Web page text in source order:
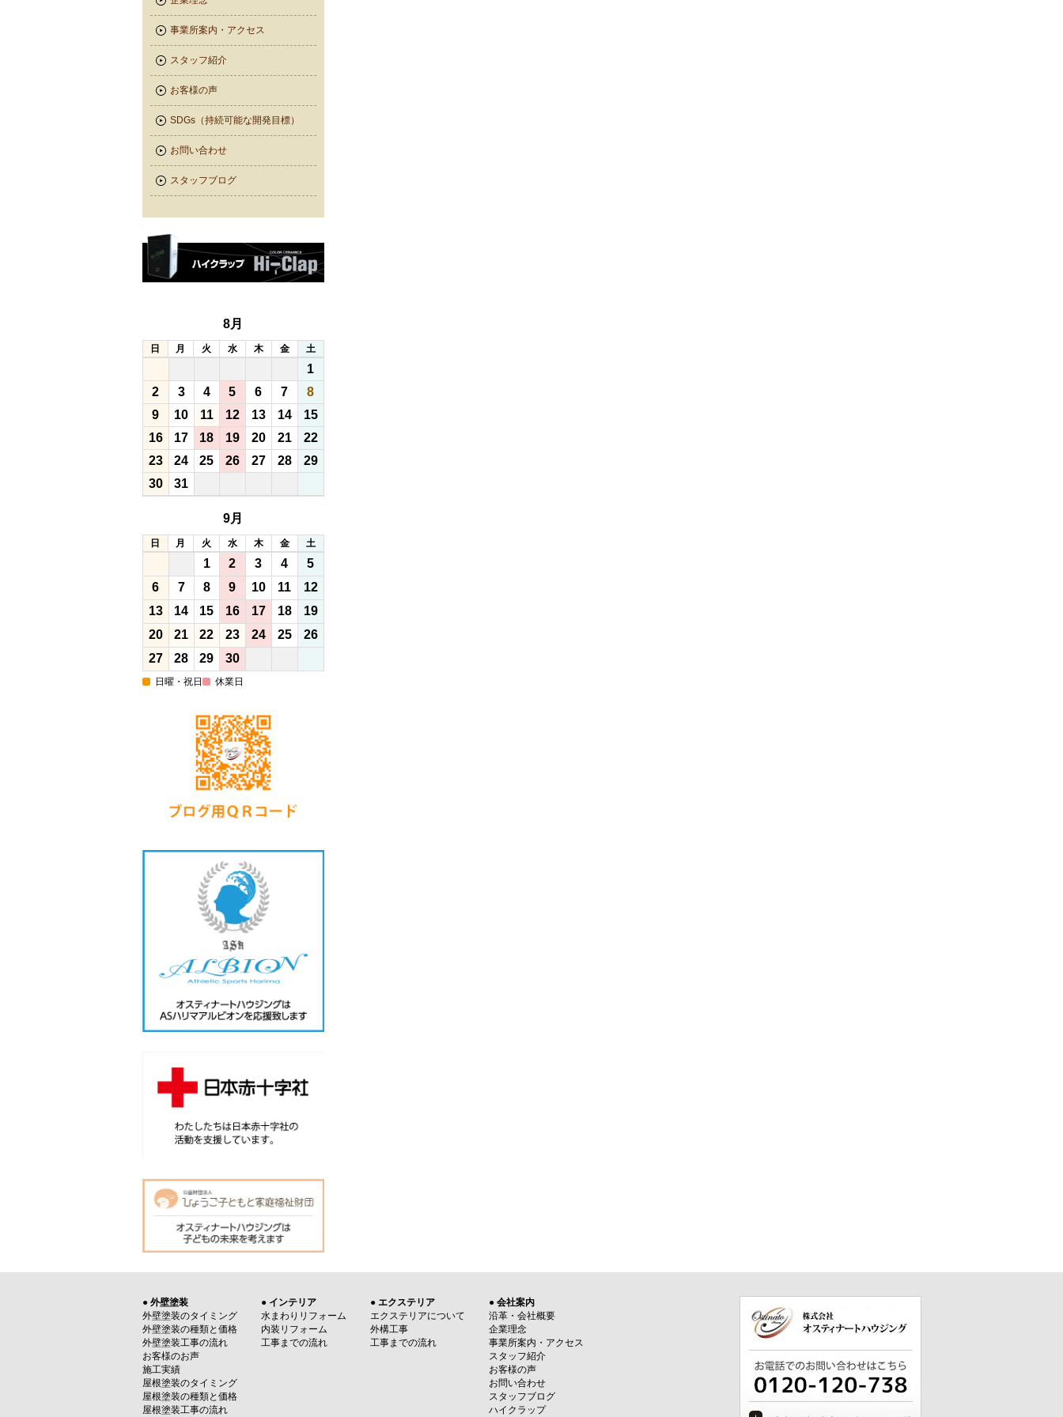
事業所案内・アクセス
スタッフ紹介
お客様の声
SDGs（持続可能な開発目標）
お問い合わせ
スタッフブログ
8月
日 月 火 水 木 金 土
1
2
3 4 5 6 7
8
9
10 11 12 13 14
15
16
17 18 19 20 21
22
23
24 25 26 27 28
29
30
31
9月
日 月 火 水 木 金 土
1 2 3 4
5
6
7 8 9 10 11
12
13
14 15 16 17 18
19
20
21 22 23 24 25
26
27
28 29 30
日曜・祝日 休業日
● 外壁塗装
外壁塗装のタイミング
外壁塗装の種類と価格
外壁塗装工事の流れ
お客様のお声
施工実績
屋根塗装のタイミング
屋根塗装の種類と価格
屋根塗装工事の流れ
● インテリア
水まわりリフォーム
内装リフォーム
工事までの流れ
● エクステリア
エクステリアについて
外構工事
工事までの流れ
● 会社案内
沿革・会社概要
企業理念
事業所案内・アクセス
スタッフ紹介
お客様の声
お問い合わせ
スタッフブログ
ハイクラップ